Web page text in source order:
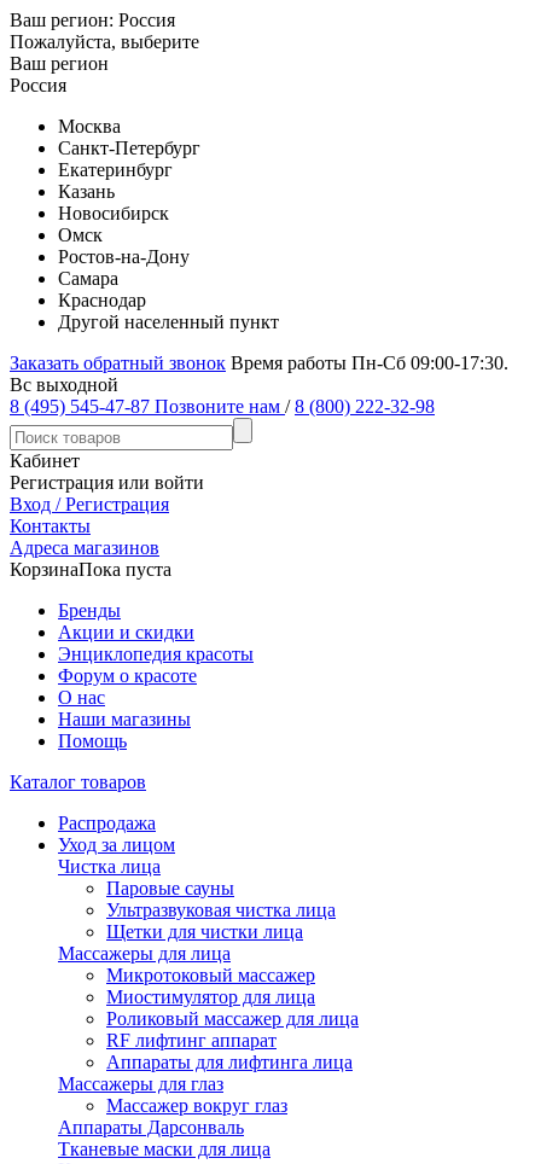
Ваш регион: Россия
Пожалуйста, выберите
Ваш регион
Россия
Москва
Санкт-Петербург
Екатеринбург
Казань
Новосибирск
Омск
Ростов-на-Дону
Самара
Краснодар
Другой населенный пункт
Заказать обратный звонок Время работы Пн-Сб 09:00-17:30.
Вс выходной
8 (495) 545-47-87 Позвоните нам / 8 (800) 222-32-98
Кабинет
Регистрация или войти
Вход / Регистрация
Контакты
Адреса магазинов
КорзинаПока пуста
Бренды
Акции и скидки
Энциклопедия красоты
Форум о красоте
О нас
Наши магазины
Помощь
Каталог товаров
Распродажа
Уход за лицом
Чистка лица
Паровые сауны
Ультразвуковая чистка лица
Щетки для чистки лица
Массажеры для лица
Микротоковый массажер
Миостимулятор для лица
Роликовый массажер для лица
RF лифтинг аппарат
Аппараты для лифтинга лица
Массажеры для глаз
Массажер вокруг глаз
Аппараты Дарсонваль
Тканевые маски для лица